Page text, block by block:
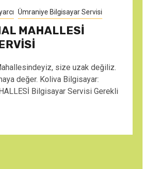
Ümraniye Bilgisayar Servisi
MAHALLESİ
size uzak değiliz.
değer. Koliva Bilgisayar:
Bilgisayar Servisi Gerekli